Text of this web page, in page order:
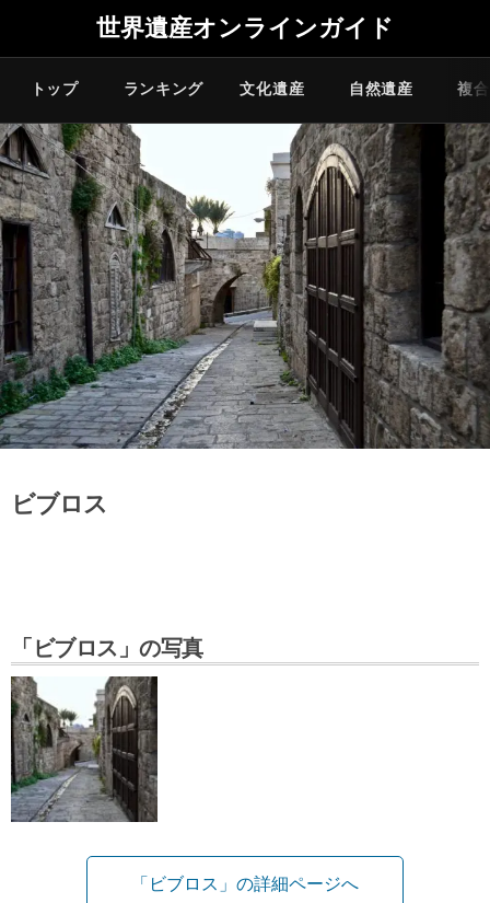
世界遺産オンラインガイド
トップ ランキング 文化遺産 自然遺産 複
ビブロス
「ビブロス」の写真
「ビブロス」の詳細ページへ